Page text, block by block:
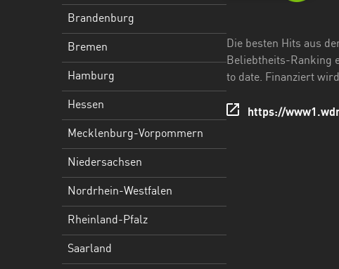
Niedersachsen
Nordrhein-
Westfalen
Rheinland-
Sachsen-
Brandenburg
Bremen
Hamburg
Hessen
Mecklenburg-Vorpommern
Niedersachsen
Nordrhein-Westfalen
Rheinland-Pfalz
Saarland
Die besten Hits aus
Beliebtheits-Ranking
to date. Finanziert
https://